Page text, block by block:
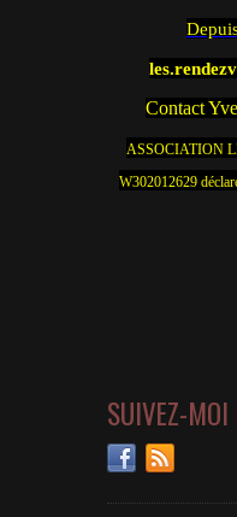
Contact
ASSOCIATION
W302012629
SUIVEZ-MOI